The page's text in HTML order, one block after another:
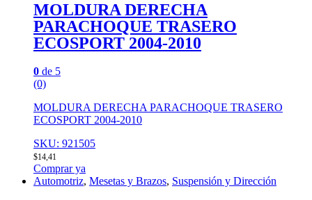
MOLDURA DERECHA
PARACHOQUE TRASERO
ECOSPORT 2004-2010
0 de 5
(0)
MOLDURA DERECHA PARACHOQUE TRASERO
ECOSPORT 2004-2010
SKU: 921505
$14,41
Comprar ya
Automotriz, Mesetas y Brazos, Suspensión y Dirección